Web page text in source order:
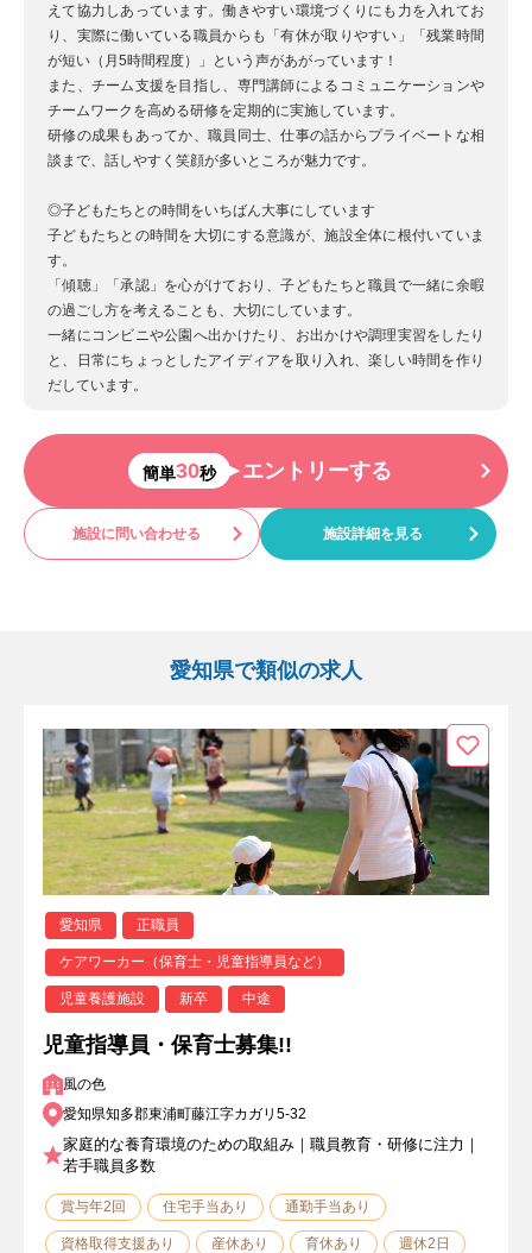
えて協力しあっています。働きやすい環境づくりにも力を入れてお
り、実際に働いている職員からも「有休が取りやすい」「残業時間
が短い（月5時間程度）」という声があがっています！
また、チーム支援を目指し、専門講師によるコミュニケーションや
チームワークを高める研修を定期的に実施しています。
研修の成果もあってか、職員同士、仕事の話からプライベートな相
談まで、話しやすく笑顔が多いところが魅力です。
◎子どもたちとの時間をいちばん大事にしています
子どもたちとの時間を大切にする意識が、施設全体に根付いていま
す。
「傾聴」「承認」を心がけており、子どもたちと職員で一緒に余暇
の過ごし方を考えることも、大切にしています。
一緒にコンビニや公園へ出かけたり、お出かけや調理実習をしたり
と、日常にちょっとしたアイディアを取り入れ、楽しい時間を作り
だしています。
簡単30秒 エントリーする
施設に問い合わせる 施設詳細を見る
愛知県で類似の求人
愛知県 正職員
ケアワーカー（保育士・児童指導員など）
児童養護施設 新卒 中途
児童指導員・保育士募集!!
風の色
愛知県知多郡東浦町藤江字カガリ5-32
家庭的な養育環境のための取組み｜職員教育・研修に注力｜
若手職員多数
賞与年2回 住宅手当あり 通勤手当あり
資格取得支援あり 産休あり 育休あり 週休2日